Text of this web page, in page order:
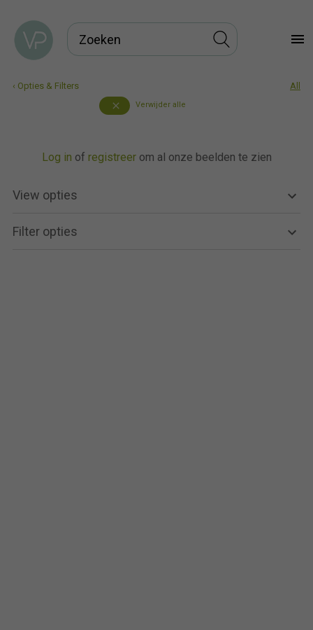
menu
‹ Opties & Filters
close Verwijder alle
All
Log in of registreer om al onze beelden te zien
View opties
Filter opties